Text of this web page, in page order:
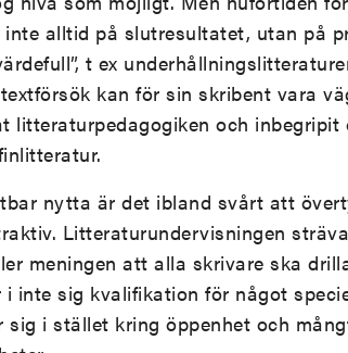
alltid på slutresultatet, utan på
t ex
kan för sin skribent vara
litteraturpedagogiken och inbegripit
nytta är det ibland svårt att
Litteraturundervisningen
meningen att alla skrivare ska
inte sig kvalifikation för något
i stället kring öppenhet och